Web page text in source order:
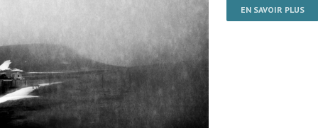
EN SAVOIR PLUS